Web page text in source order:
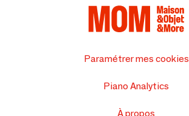
Paramétrer mes cookies
Piano Analytics
À propos